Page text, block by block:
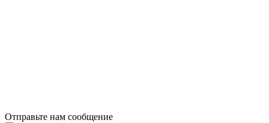
Отправьте нам сообщение